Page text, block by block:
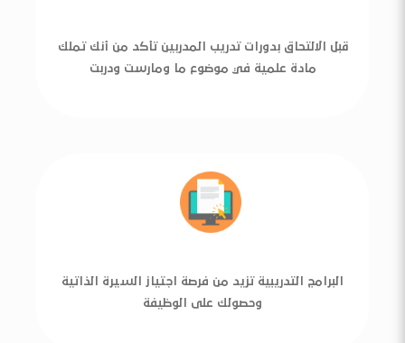
قبل الالتحاق بدورات تدريب المدربين تأكد من أنك تملك
مادة علمية في موضوع ما ومارست ودربت
البرامج التدريبية تزيد من فرصة اجتياز السيرة الذاتية
وحصولك على الوظيفة